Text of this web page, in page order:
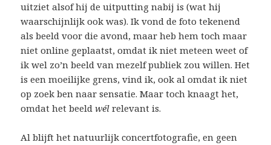
uitziet alsof hij de uitputting nabij is (wat hij
waarschijnlijk ook was). Ik vond de foto tekenend
als beeld voor die avond, maar heb hem toch maar
niet online geplaatst, omdat ik niet meteen weet of
ik wel zo’n beeld van mezelf publiek zou willen. Het
is een moeilijke grens, vind ik, ook al omdat ik niet
op zoek ben naar sensatie. Maar toch knaagt het,
omdat het beeldwél relevant is.
Al blijft het natuurlijk concertfotografie, en geen